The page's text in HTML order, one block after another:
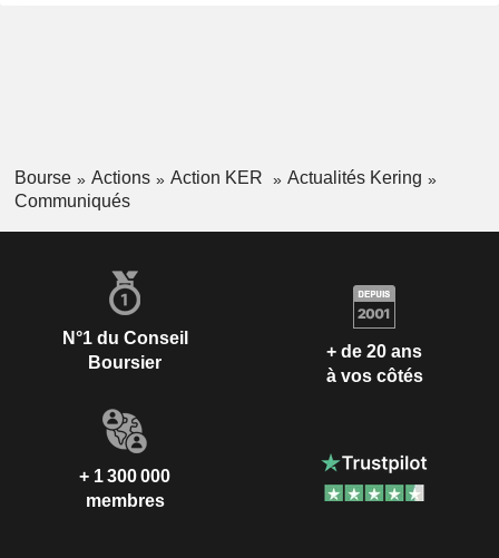
Bourse Actions Action KER
Actualités Kering
Communiqués
N°1 du Conseil
Boursier
+ de 20 ans
à vos côtés
+ 1 300 000
membres